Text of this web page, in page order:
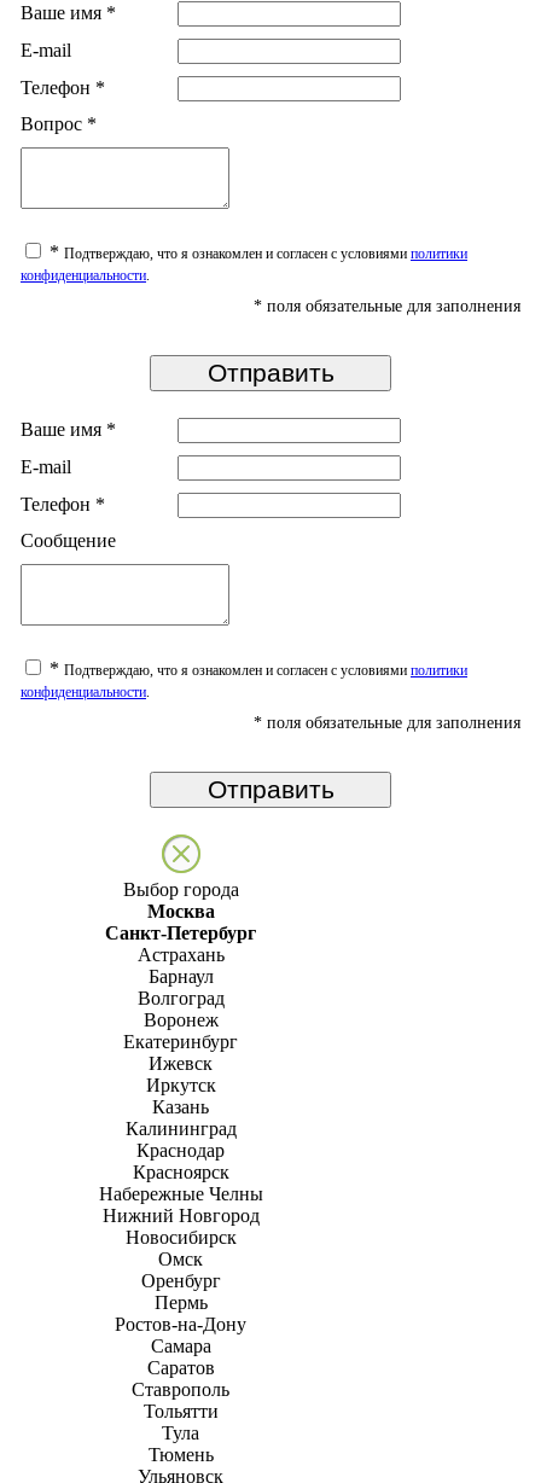
Ваше имя *
E-mail
Телефон *
Вопрос *
* Подтверждаю, что я ознакомлен и согласен с условиями политики
конфиденциальности
* поля обязательные для заполнения
Ваше имя *
E-mail
Телефон *
Сообщение
* Подтверждаю, что я ознакомлен и согласен с условиями политики
конфиденциальности
* поля обязательные для заполнения
Выбор города
Москва
Санкт-Петербург
Астрахань
Барнаул
Волгоград
Воронеж
Екатеринбург
Ижевск
Иркутск
Казань
Калининград
Краснодар
Красноярск
Набережные Челны
Нижний Новгород
Новосибирск
Омск
Оренбург
Пермь
Ростов-на-Дону
Самара
Саратов
Ставрополь
Тольятти
Тула
Тюмень
Ульяновск